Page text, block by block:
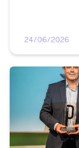
24/06/2026